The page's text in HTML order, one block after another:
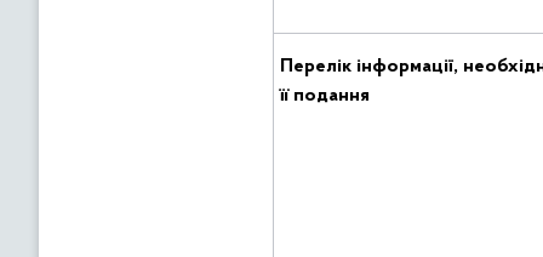
Перелік інформаці,
її подання